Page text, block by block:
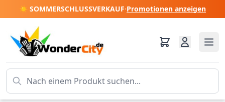
☀️ SOMMERSCHLUSSVERKAUF·Promotionen anzeigen